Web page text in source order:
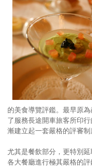
書房集
日記簿
餐桌週記
享樂隨手拍
照相簿
影音區
創意出版服務
歷史區
的美食導覽評鑑。最早原
了服務長途開車旅客所印
漸建立起一套嚴格的評審制
尤其是餐飲部分，更特別
各大餐廳進行極其嚴格的